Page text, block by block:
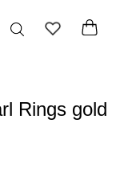
Rings gold